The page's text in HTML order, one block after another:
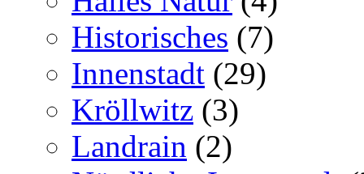
Historisches (7)
Innenstadt (29)
Kröllwitz (3)
Landrain (2)